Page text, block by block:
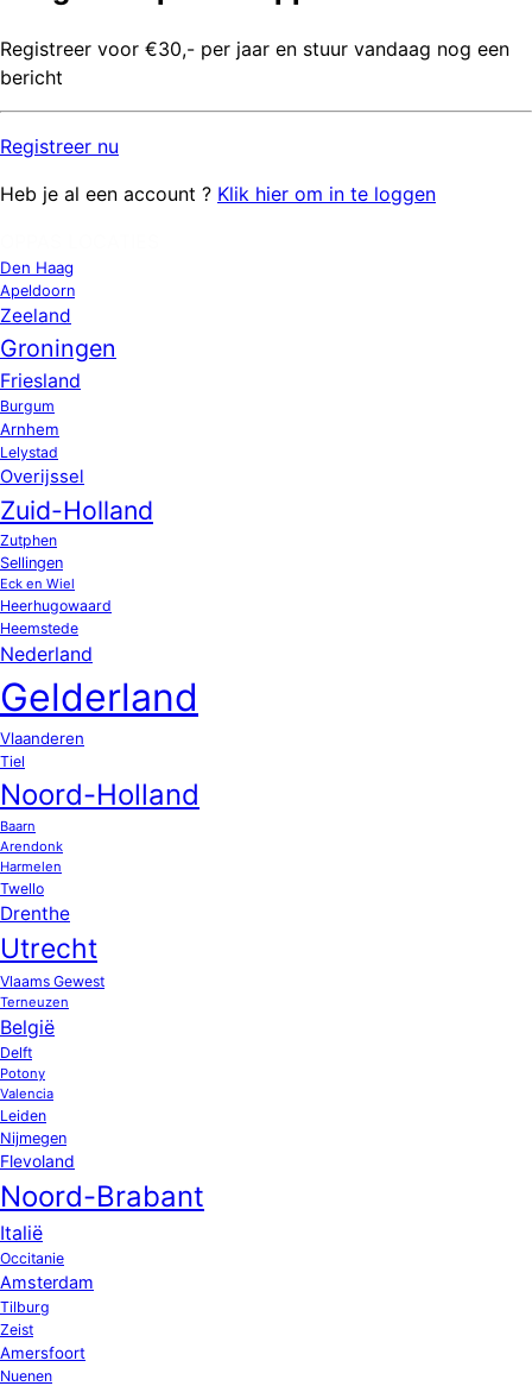
Registreer voor €30,- per jaar en stuur vandaag nog een
bericht
Registreer nu
Heb je al een account ? Klik hier om in te loggen
Den Haag
Apeldoorn
Zeeland
Groningen
Friesland
Burgum
Arnhem
Lelystad
Overijssel
Zuid-Holland
Zutphen
Sellingen
Eck en Wiel
Heerhugowaard
Heemstede
Nederland
Gelderland
Vlaanderen
Tiel
Noord-Holland
Baarn
Arendonk
Harmelen
Twello
Drenthe
Utrecht
Vlaams Gewest
Terneuzen
België
Delft
Potony
Valencia
Leiden
Nijmegen
Flevoland
Noord-Brabant
Italië
Occitanie
Amsterdam
Tilburg
Zeist
Amersfoort
Nuenen